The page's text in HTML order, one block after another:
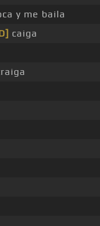
y me baila
caiga